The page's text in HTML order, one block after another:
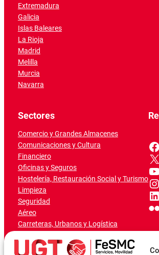
Extremadura
Galicia
Islas Baleares
La Rioja
Madrid
Melilla
Murcia
Navarra
Sectores
Comercio y Grandes Almacenes
Comunicaciones y Cultura
Financiero
Oficinas y Seguros
Hostelería, Restauración Social y Turismo
Limpieza
Seguridad
Aéreo
Carreteras, Urbanos y Logística
Marítimo-Portuario